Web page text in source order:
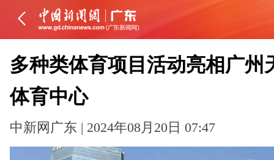
多种类体育项目活动亮相广州
体育中心
中新网广东 | 2024年08月20日 07:47